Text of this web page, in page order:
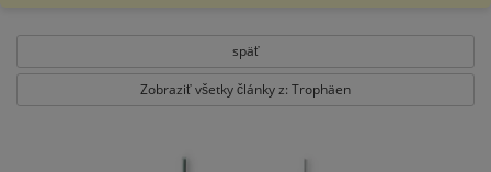
späť
Zobraziť všetky články z: Trophäen